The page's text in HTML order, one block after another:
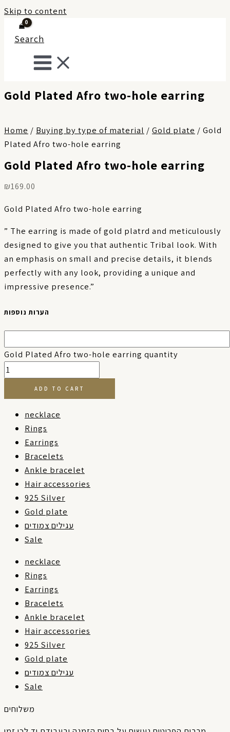
Skip to content
Search
Gold Plated Afro two-hole earring
Home / Buying by type of material / Gold plate / Gold
Plated Afro two-hole earring
Gold Plated Afro two-hole earring
₪169.00
Gold Plated Afro two-hole earring
” The earring is made of gold platrd and meticulously
designed to give you that authentic Tribal look. With
an emphasis on small and precise details, it blends
perfectly with any look, providing a unique and
impressive presence.”
הערות נוספות
Gold Plated Afro two-hole earring quantity
ADD TO CART
necklace
Rings
Earrings
Bracelets
Ankle bracelet
Hair accessories
925 Silver
Gold plate
עגילים צמודים
Sale
necklace
Rings
Earrings
Bracelets
Ankle bracelet
Hair accessories
925 Silver
Gold plate
עגילים צמודים
Sale
משלוחים